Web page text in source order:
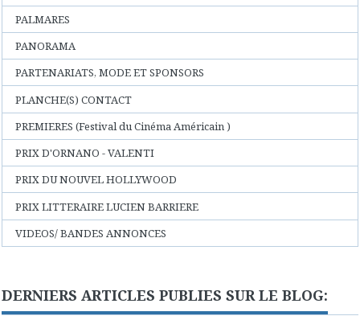
PALMARES
PANORAMA
PARTENARIATS, MODE ET SPONSORS
PLANCHE(S) CONTACT
PREMIERES (Festival du Cinéma Américain )
PRIX D'ORNANO - VALENTI
PRIX DU NOUVEL HOLLYWOOD
PRIX LITTERAIRE LUCIEN BARRIERE
VIDEOS/ BANDES ANNONCES
DERNIERS ARTICLES PUBLIES SUR LE BLOG: